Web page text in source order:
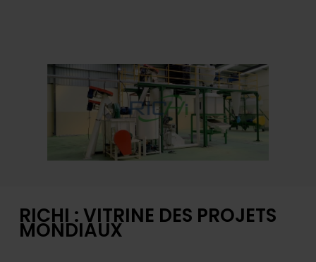
RICHI : VITRINE DES PROJETS
MONDIAUX